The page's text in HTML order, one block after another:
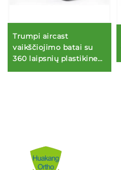
Trumpi aircast
vaikščiojimo batai su
360 laipsnių plastikine
kepure ir dviguba oro